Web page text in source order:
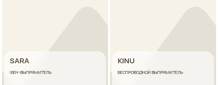
SARA
ФЕН-ВЫПРЯМИТЕЛЬ
KINU
БЕСПРОВОДНОЙ ВЫПРЯМИТЕЛЬ